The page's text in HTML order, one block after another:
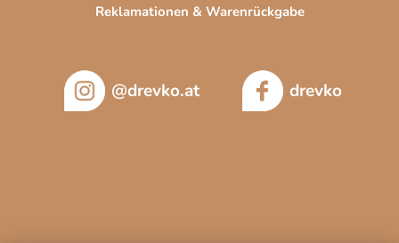
Reklamationen & Warenrückgabe
@drevko.at drevko